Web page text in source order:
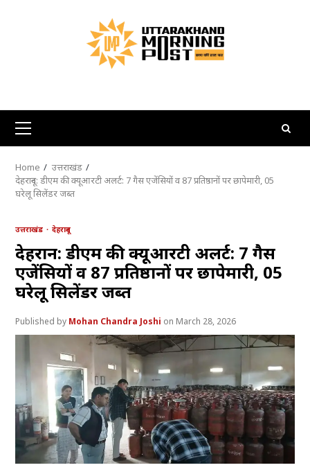
Primary
Menu
Home
उत्तराखंड
देहरादून: डीएम की क्यूआरटी अलर्ट: 7 गैस एजेंसियों व 87 प्रतिष्ठानों पर छापेमारी, 05
घरेलू सिलेंडर जब्त
उत्तराखंड देहरादून
देहरादून: डीएम की क्यूआरटी अलर्ट: 7 गैस
एजेंसियों व 87 प्रतिष्ठानों पर छापेमारी, 05
घरेलू सिलेंडर जब्त
Mohan Chandra Joshi March 28, 2026